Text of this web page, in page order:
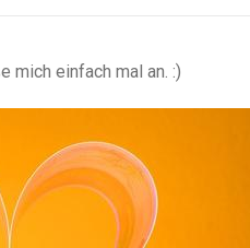
mich einfach mal an. :)